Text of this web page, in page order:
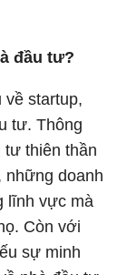
đầu tư?
về startup,
tư. Thông
thiên thần
những doanh
lĩnh vực mà
Còn với
sự minh